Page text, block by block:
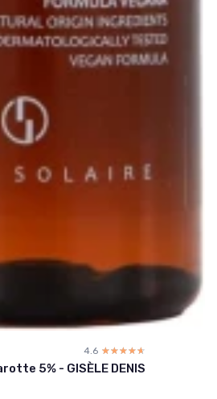
4.6 ☆☆☆☆☆
★★★★★
5% - GISÈLE DENIS